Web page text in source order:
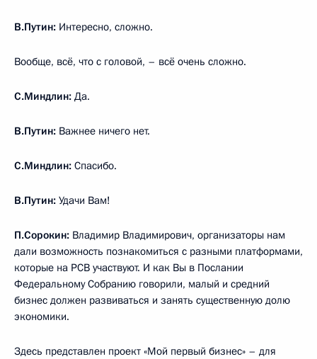
В.Путин: Интересно, сложно.
Вообще, всё, что с головой, – всё очень сложно.
С.Миндлин: Да.
В.Путин: Важнее ничего нет.
С.Миндлин: Спасибо.
В.Путин: Удачи Вам!
П.Сорокин: Владимир Владимирович, организаторы нам
дали возможность познакомиться с разными платформами,
которые на РСВ участвуют. И как Вы в Послании
Федеральному Собранию говорили, малый и средний
бизнес должен развиваться и занять существенную долю
экономики.
Здесь представлен проект «Мой первый бизнес» – для